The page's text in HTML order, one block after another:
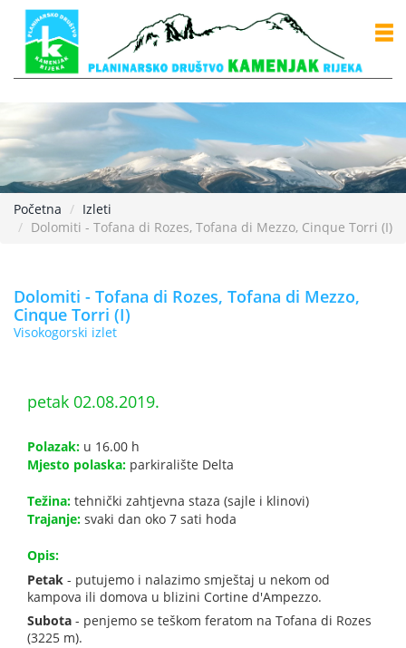
Početna
Izleti
Dolomiti - Tofana di Rozes, Tofana di Mezzo, Cinque Torri (I)
Dolomiti - Tofana di Rozes, Tofana di Mezzo,
Cinque Torri (I)
Visokogorski izlet
petak 02.08.2019.
Polazak: u 16.00 h
Mjesto polaska: parkiralište Delta
Težina: tehnički zahtjevna staza (sajle i klinovi)
Trajanje: svaki dan oko 7 sati hoda
Opis:
Petak - putujemo i nalazimo smještaj u nekom od
kampova ili domova u blizini Cortine d'Ampezzo.
Subota - penjemo se teškom feratom na Tofana di Rozes
(3225 m).